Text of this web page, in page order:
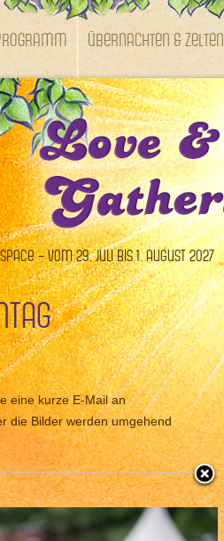
Übernachten & Zelten
– vom 29. Juli bis 1. August 2027
eine kurze E-Mail an
die Bilder werden umgehend